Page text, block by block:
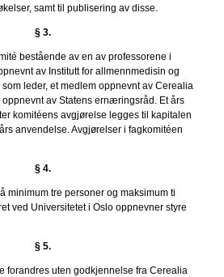
samt til publisering av disse.
§ 3.
bestående av en av professorene i
av Institutt for allmennmedisin og
leder, et medlem oppnevnt av Cerealia
oppnevnt av Statens ernæringsråd. Et års
komitéens avgjørelse legges til kapitalen
anvendelse. Avgjørelser i fagkomitéen
§ 4.
minimum tre personer og maksimum ti
ved Universitetet i Oslo oppnevner styre
§ 5.
forandres uten godkjennelse fra Cerealia